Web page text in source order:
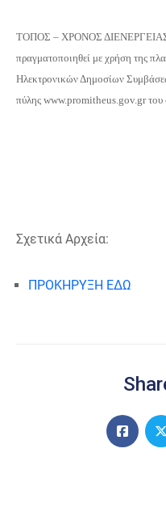
ΤΟΠΟΣ – ΧΡΟΝΟΣ
πραγματοποιηθεί με χρήση της
Ηλεκτρονικών Δημοσίων
πύλης www.promitheus.gov.gr του
Σχετικά Αρχεία:
ΠΡΟΚΗΡΥΞΗ ΕΔΩ